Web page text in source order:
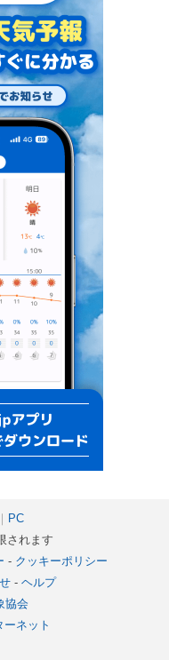
PC
されます
- クッキーポリシー
- ヘルプ
協会
ネット